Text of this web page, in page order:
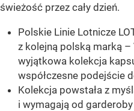
świeżość przez cały dzień.
Polskie Linie Lotnicze
z kolejną polską marką
wyjątkowa kolekcja
współczesne podejście
Kolekcja powstała z
i wymagają od